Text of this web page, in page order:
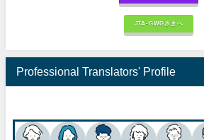
JTA-GWGさまへ
Professional Translators' Profile